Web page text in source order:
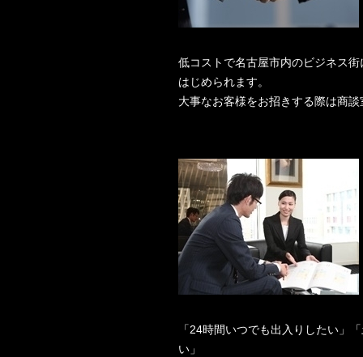
低コストで名古屋市内のビジネス
はじめられます。
大事なお客様をお招きする際は商
「24時間いつでも出入りしたい」
い」